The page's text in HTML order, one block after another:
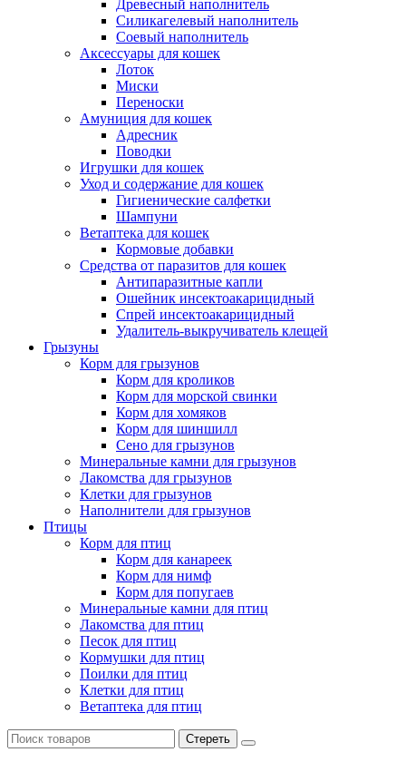
Древесный наполнитель
Силикагелевый наполнитель
Соевый наполнитель
Аксессуары для кошек
Лоток
Миски
Переноски
Амуниция для кошек
Адресник
Поводки
Игрушки для кошек
Уход и содержание для кошек
Гигиенические салфетки
Шампуни
Ветаптека для кошек
Кормовые добавки
Средства от паразитов для кошек
Антипаразитные капли
Ошейник инсектоакарицидный
Спрей инсектоакарицидный
Удалитель-выкручиватель клещей
Грызуны
Корм для грызунов
Корм для кроликов
Корм для морской свинки
Корм для хомяков
Корм для шиншилл
Сено для грызунов
Минеральные камни для грызунов
Лакомства для грызунов
Клетки для грызунов
Наполнители для грызунов
Птицы
Корм для птиц
Корм для канареек
Корм для нимф
Корм для попугаев
Минеральные камни для птиц
Лакомства для птиц
Песок для птиц
Кормушки для птиц
Поилки для птиц
Клетки для птиц
Ветаптека для птиц
Стереть